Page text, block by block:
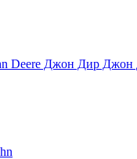
Deere Джон Дир Джон